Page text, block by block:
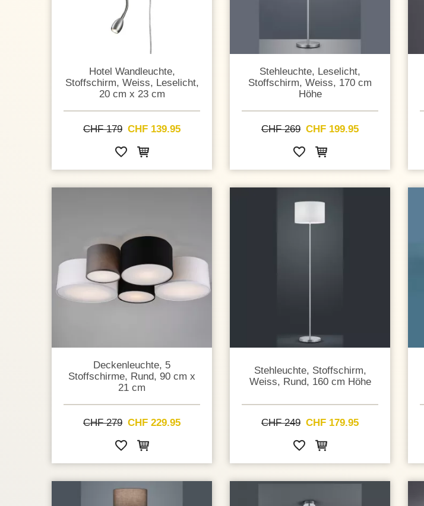
Hotel Wandleuchte,
Stoffschirm, Weiss, Leselicht,
20 cm x 23 cm
CHF 179 CHF 139.95
Stehleuchte, Leselicht,
Stoffschirm, Weiss, 170 cm
Höhe
CHF 269 CHF 199.95
Deckenleuchte, 5
Stoffschirme, Rund, 90 cm x
21 cm
CHF 279 CHF 229.95
Stehleuchte, Stoffschirm,
Weiss, Rund, 160 cm Höhe
CHF 249 CHF 179.95